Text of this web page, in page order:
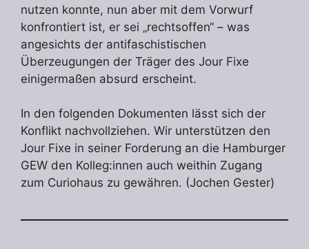
nutzen konnte, nun aber mit dem Vorwurf
konfrontiert ist, er sei „rechtsoffen“ – was
angesichts der antifaschistischen
Überzeugungen der Träger des Jour Fixe
einigermaßen absurd erscheint.
In den folgenden Dokumenten lässt sich der
Konflikt nachvollziehen. Wir unterstützen den
Jour Fixe in seiner Forderung an die Hamburger
GEW den Kolleg:innen auch weithin Zugang
zum Curiohaus zu gewähren. (Jochen Gester)